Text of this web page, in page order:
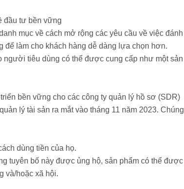
đầu tư bền vững
mục về cách mở rộng các yêu cầu về việc đánh
để làm cho khách hàng dễ dàng lựa chọn hơn.
người tiêu dùng có thể được cung cấp như một sản
bền vững cho các công ty quản lý hồ sơ (SDR)
lý tài sản ra mắt vào tháng 11 năm 2023. Chúng
dùng tiền của họ.
tuyên bố này được ủng hộ, sản phẩm có thể được
và/hoặc xã hội.